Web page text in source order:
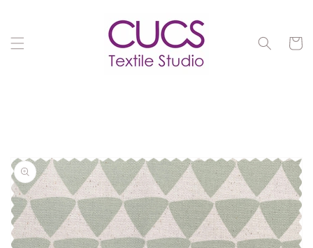
Carrito
información
del producto